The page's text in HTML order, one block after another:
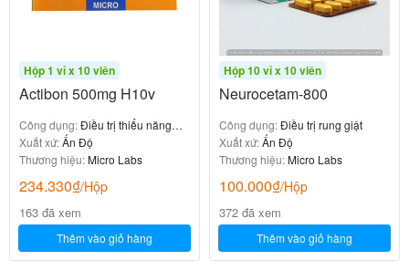
Hộp 1 vỉ x 10 viên
Actibon 500mg H10v
Công dụng:Điều trị thiểu năng
tuần hoàn não
Xuất xứ:Ấn Độ
Thương hiệu:Micro Labs
234.330₫/Hộp
163 đã xem
Thêm vào giỏ hàng
Hộp 10 vỉ x 10 viên
Neurocetam-800
Công dụng:Điều trị rung giật
Xuất xứ:Ấn Độ
Thương hiệu:Micro Labs
100.000₫/Hộp
372 đã xem
Thêm vào giỏ hàng